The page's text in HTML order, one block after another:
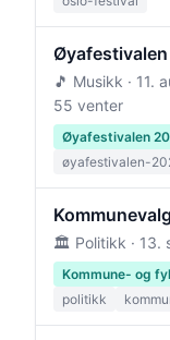
🎵 Musikk · 11.
55 venter
Øyafestivalen
øyafestivalen-
🏛️ Politikk · 13.
Kommune- og
politikk